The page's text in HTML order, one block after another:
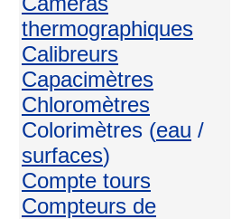
thermographiques
Calibreurs
Capacimètres
Chloromètres
Colorimètres (eau /
surfaces)
Compte tours
Compteurs de